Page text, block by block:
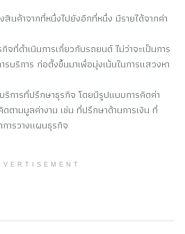
นค้าจากที่หนึ่งไปยังอีกที่หนึ่ง มีรายได้จากค่า
ที่ดำเนินการเกี่ยวกับรถยนต์ ไม่ว่าจะเป็นการ
รบริการ ก่อตั้งขึ้นมาเพื่อมุ่งเน้นในการแสวงหา
การที่ปรึกษาธุรกิจ โดยมีรูปแบบการคิดค่า
ตามมูลค่างาน เช่น ที่ปรึกษาด้านการเงิน ที่
ารวางแผนธุรกิจ